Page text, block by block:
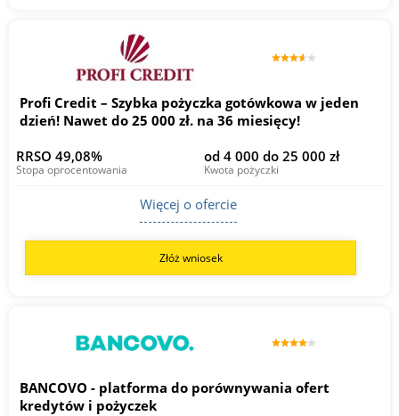
Profi Credit – Szybka pożyczka gotówkowa w jeden
dzień! Nawet do 25 000 zł. na 36 miesięcy!
RRSO 49,08%
Stopa oprocentowania
od 4 000 do 25 000 zł
Kwota pożyczki
Więcej o ofercie
Złóż wniosek
BANCOVO - platforma do porównywania ofert
kredytów i pożyczek